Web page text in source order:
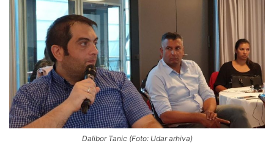
Dalibor Tanic (Foto: Udar arhiva)